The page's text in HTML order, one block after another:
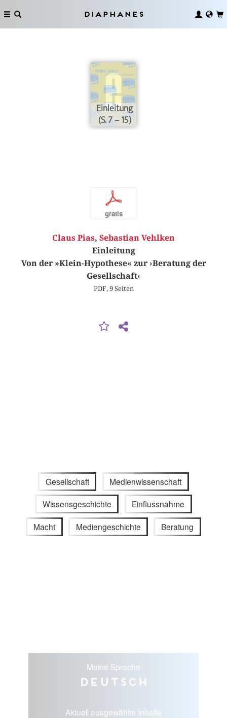
Diaphanes
Einleitung
(S. 7 – 15)
p
gratis
Claus Pias, Sebastian Vehlken
Einleitung
Von der »Klein-Hypothese« zur ›Beratung der
Gesellschaft‹
PDF, 9 Seiten
Gesellschaft Medienwissenschaft
Wissensgeschichte Einflussnahme
Macht Mediengeschichte Beratung
Meine Sprache
Deutsch
Aktuell ausgewählte Inhalte